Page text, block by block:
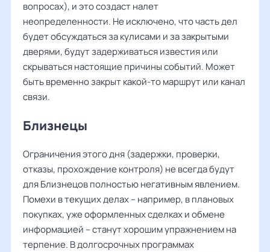
вопросах), и это создаст налет
неопределенности. Не исключено, что часть дел
будет обсуждаться за кулисами и за закрытыми
дверями, будут задерживаться известия или
скрываться настоящие причины событий. Может
быть временно закрыт какой-то маршрут или канал
связи.
Близнецы
Ограничения этого дня (задержки, проверки,
отказы, прохождение контроля) не всегда будут
для Близнецов полностью негативным явлением.
Помехи в текущих делах – например, в плановых
покупках, уже оформленных сделках и обмене
информацией – станут хорошим упражнением на
терпение. В долгосрочных программах